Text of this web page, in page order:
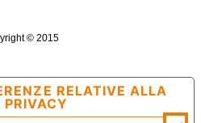
© 2015
RELATIVE ALLA
PRIVACY